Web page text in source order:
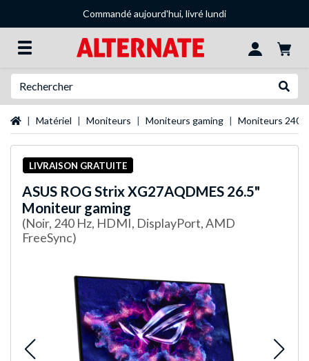
Commandé aujourd'hui, livré lundi
Page d'accueil
Matériel Moniteurs Moniteurs gaming Moniteurs 240
LIVRAISON GRATUITE
ASUS ROG Strix XG27AQDMES 26.5"
Moniteur gaming
(Noir, 240 Hz, HDMI, DisplayPort, AMD
FreeSync)